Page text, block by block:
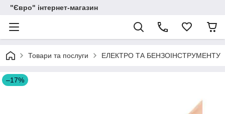
"Євро" інтернет-магазин
Товари та послуги ЕЛЕКТРО ТА БЕНЗОІНСТРУМЕНТУ
–17%